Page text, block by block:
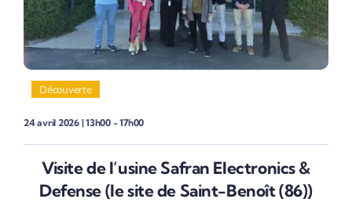
Découverte
24 avril 2026 | 13h00 - 17h00
Visite de l’usine Safran Electronics &
Defense (le site de Saint-Benoît (86))